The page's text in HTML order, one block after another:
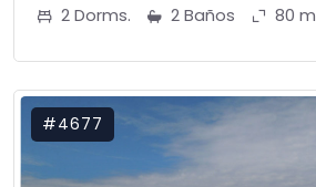
2 Dorms.
2 Baños 80 m
#4677